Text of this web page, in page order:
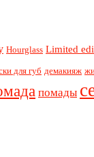
Hourglass Limited
для губ демакияж
помады